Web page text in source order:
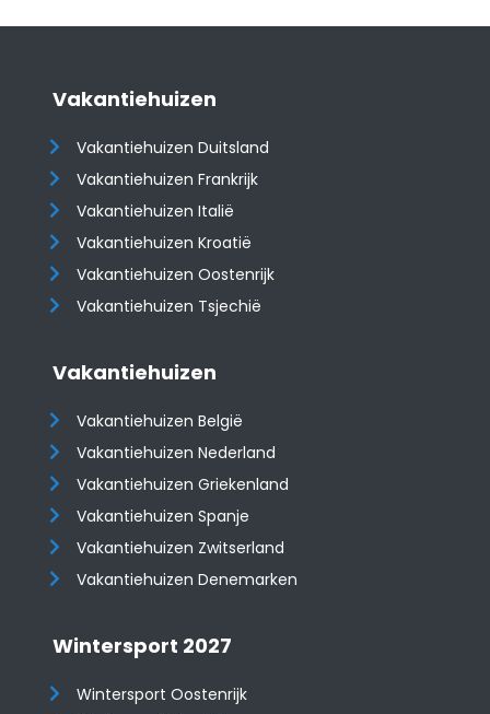
Vakantiehuizen
Vakantiehuizen Duitsland
Vakantiehuizen Frankrijk
Vakantiehuizen Italië
Vakantiehuizen Kroatië
​​​​​​​Vakantiehuizen Oostenrijk
Vakantiehuizen Tsjechië
Vakantiehuizen
Vakantiehuizen België
Vakantiehuizen Nederland
Vakantiehuizen Griekenland
Vakantiehuizen Spanje
​​​​​​​Vakantiehuizen Zwitserland
Vakantiehuizen Denemarken
Wintersport 2027
Wintersport Oostenrijk